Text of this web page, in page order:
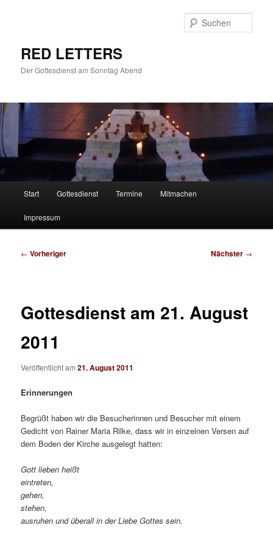
RED LETTERS
Der Gottesdienst am Sonntag Abend
Start Gottesdienst Termine Mitmachen
Impressum
Beitragsnavigation
← Vorheriger Nächster →
Gottesdienst am 21. August
2011
Veröffentlicht am21. August 2011
Erinnerungen
Begrüßt haben wir die Besucherinnen und Besucher mit einem
Gedicht von Rainer Maria Rilke, dass wir in einzelnen Versen auf
dem Boden der Kirche ausgelegt hatten:
Gott lieben heißt
eintreten,
gehen,
stehen,
ausruhen und überall in der Liebe Gottes sein.